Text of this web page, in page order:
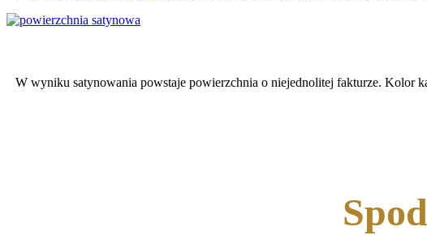
W wyniku satynowania powstaje powierzchnia o niejednolitej fakturze. Kolor